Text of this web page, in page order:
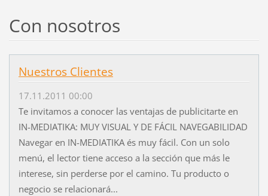
Con nosotros
Nuestros Clientes
17.11.2011 00:00
Te invitamos a conocer las ventajas de publicitarte en
IN-MEDIATIKA: MUY VISUAL Y DE FÁCIL NAVEGABILIDAD
Navegar en IN-MEDIATIKA és muy fácil. Con un solo
menú, el lector tiene acceso a la sección que más le
interese, sin perderse por el camino. Tu producto o
negocio se relacionará...